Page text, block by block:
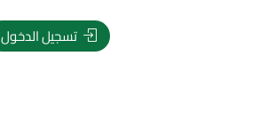
تسجيل الدخول